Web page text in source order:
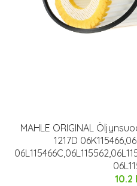
MAHLE ORIGINAL
1217D
10.2